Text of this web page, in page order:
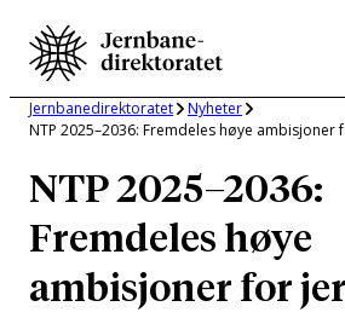
Hopp
innhold
Jernbanedirektoratet
Nyheter
NTP 2025–2036: Fremdeles høye ambisjoner
NTP 2025–2036:
Fremdeles høye
ambisjoner for